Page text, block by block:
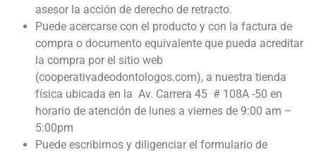
asesor la acción de derecho de retracto.
Puede acercarse con el producto y con la factura de
compra o documento equivalente que pueda acreditar
la compra por el sitio web
(cooperativadeodontologos.com), a nuestra tienda
física ubicada en la Av. Carrera 45 # 108A -50 en
horario de atención de lunes a viernes de 9:00 am –
5:00pm
Puede escribirnos y diligenciar el formulario de